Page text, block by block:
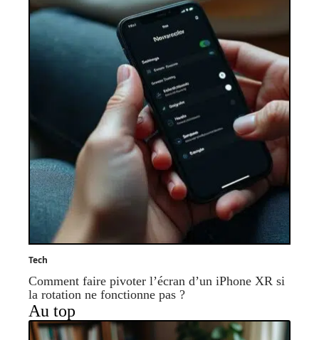
Tech
Comment faire pivoter l’écran d’un iPhone XR si
la rotation ne fonctionne pas ?
Au top